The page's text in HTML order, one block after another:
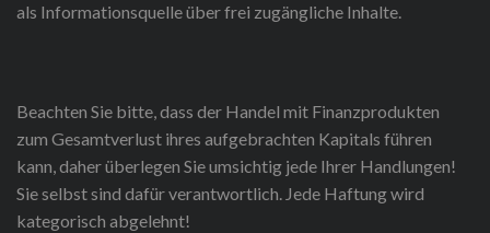
als Informationsquelle über frei zugängliche Inhalte.
Beachten Sie bitte, dass der Handel mit Finanzprodukten
zum Gesamtverlust ihres aufgebrachten Kapitals führen
kann, daher überlegen Sie umsichtig jede Ihrer Handlungen!
Sie selbst sind dafür verantwortlich. Jede Haftung wird
kategorisch abgelehnt!